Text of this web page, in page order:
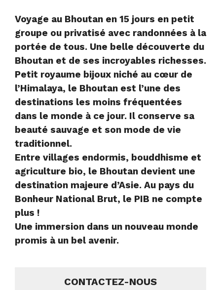
Voyage au Bhoutan en 15 jours en petit
groupe ou privatisé avec randonnées à la
portée de tous. Une belle découverte du
Bhoutan et de ses incroyables richesses.
Petit royaume bijoux niché au cœur de
l’Himalaya, le Bhoutan est l’une des
destinations les moins fréquentées
dans le monde à ce jour. Il conserve sa
beauté sauvage et son mode de vie
traditionnel.
Entre villages endormis, bouddhisme et
agriculture bio, le Bhoutan devient une
destination majeure d’Asie. Au pays du
Bonheur National Brut, le PIB ne compte
plus !
Une immersion dans un nouveau monde
promis à un bel avenir.
CONTACTEZ-NOUS